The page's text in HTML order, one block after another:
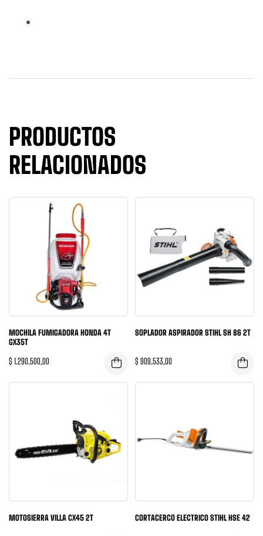
PRODUCTOS
RELACIONADOS
MOCHILA FUMIGADORA HONDA 4T
GX35T
$ 1.290.500,00
SOPLADOR ASPIRADOR STIHL SH 86 2T
$ 909.533,00
MOTOSIERRA VILLA CX45 2T CORTACERCO ELECTRICO STIHL HSE 42